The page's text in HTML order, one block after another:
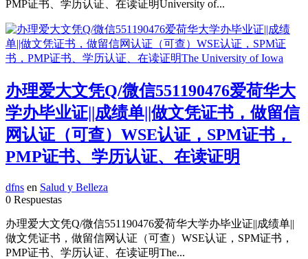
PMP证书、学历认证、在读证明University of...
办理爱大文凭Q/微信551190476爱荷华大
学办毕业证||成绩单||做文凭证书，做留信
网认证（可查）WSE认证，SPM证书，
PMP证书、学历认证、在读证明
dfns en Salud y Belleza
0 Respuestas
办理爱大文凭Q/微信551190476爱荷华大学办毕业证||成绩单||
做文凭证书，做留信网认证（可查）WSE认证，SPM证书，
PMP证书、学历认证、在读证明The...